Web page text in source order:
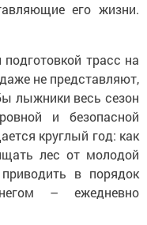
его жизни.
трасс на
не представляют,
лыжники весь сезон
и безопасной
круглый год: как
лес от молодой
в порядок
– ежедневно